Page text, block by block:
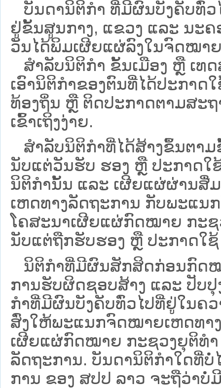
ບັນດານິຕິກໍາ ທີ່ມີຜົນບັງຄັບທົ່ວ
ຢູ່ຂັ້ນ​ສູນ​ກາງ, ແຂວງ ແລະ ນ
ວັນໄດ້ພິມເຜີຍແຜ່ລົງໃນຈົດໝາ
ສຳລັບນິ​ຕິ​ກຳ ຂັ້ນເມືອງ ຫຼື ເທ
ເອົານິຕິກຳຂອງຕົນທີ່ໄດ້ປະກາ
ທ້ອງຖິ່ນ ຫຼື ຕິດປະກາດຕາມສະ
ເຂົ້າເຖິງງ່າຍ.
ສໍາລັບນິຕິກໍາທີ່ໄດ້ສ້າງຂຶ້ນຕາ
ນັບແຕ່ວັນຮັບ ຮອງ ຫຼື ປະກາດໃ
ນິຕິກໍານັ້ນ ແລະ ເຜີຍແຜ່ຜ່ານສື່
ເຫດທາງລັດຖະການ ກັບ​ພະແນ
ໂຄສະນາເຜີຍແຜ່ກົດໝາຍ ກະ
ນັບແຕ່ຖືກຮັບຮອງ ຫຼື ປະກາດໃຊ້
ນິ​ຕິ​ກຳ​ທີ່​ມີ​ຜົນ​ສັກ​ສິດ​ກ່ອນ​ກົດ​ໝ
ການ​ຮັບ​ຜິດ​ຊອບ​ສ້າງ ແລະ ປັບ​
ກໍາທີ່ມີຜົນບັງຄັບທົ່ວໄປທີ່ຢູ່ໃນຄ
ສົ່ງໃຫ້​ພະແນກຈົດ​ໝາຍ​ເຫດ​ທາ
ເຜີຍແຜ່ກົດໝາຍ ກະຊວງຍຸຕິທໍ
ລັດຖະການ. ບັນ​ດາ​ນິ​ຕິ​ກຳ​ໃດ​ທີ່
ການ ຂອງ ສປ​ປ ລາວ ​ຈະຖື​ວ່າ